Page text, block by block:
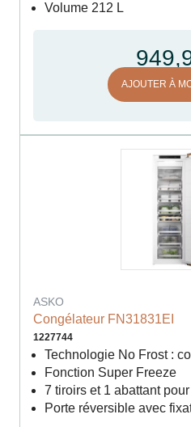
Volume 212 L
AJOUTER À
ASKO
Congélateur FN31831EI
1227744
Technologie No Frost :
Fonction Super Freeze
7 tiroirs et 1 abattant
Porte réversible avec